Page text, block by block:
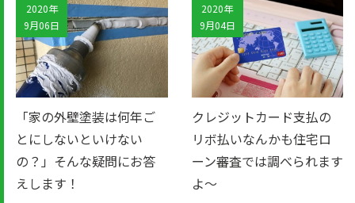
2020年
9月06日
「家の外壁塗装は何年ご
とにしないといけない
の？」そんな疑問にお答
えします！
2020年
9月04日
クレジットカード支払の
リボ払いなんかも住宅ロ
ーン審査では調べられます
よ～